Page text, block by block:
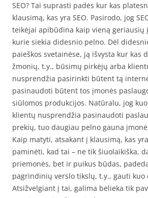
SEO? Tai suprasti padės kur kas
klausimą, kas yra SEO. Pasirodo, jog
teikėjai apibūdina kaip vieną geriausių
kurie siekia didesnio pelno. Dėl
paieškos svetainėse, ją išvysta kur kas
žmonių, t.y., būsimų pirkėjų arba
nusprendžia pasirinkti būtent tą
pasinaudoti būtent tos įmonės
siūlomos produkcijos. Natūralu, jog
klientų nusprendžia pasinaudoti
prekių, tuo daugiau pelno gauna
Kaip matyti, atsakant į klausimą, kas
paminėti, kad tai – ne tik šiuolaikiška,
priemonės, bet ir puikus būdas,
pagrindinių verslo tikslų, t.y., gauti kuo
Atsižvelgiant į tai, galima belieka tik